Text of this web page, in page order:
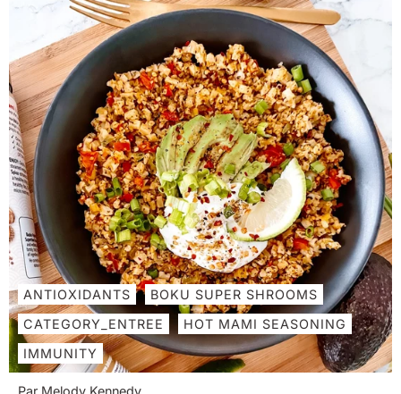
ANTIOXIDANTS
BOKU SUPER SHROOMS
CATEGORY_ENTREE
HOT MAMI SEASONING
IMMUNITY
Par Melody Kennedy